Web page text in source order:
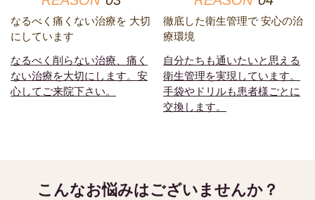
なるべく痛くない治療を 大切
にしています
なるべく削らない治療、痛く
ない治療を大切にします。安
心してご来院下さい。
徹底した衛生管理で 安心の治
療環境
自分たちも通いたいと思える
衛生管理を実現しています。
手袋やドリルも患者様ごとに
交換します。
こんなお悩みはございませんか？